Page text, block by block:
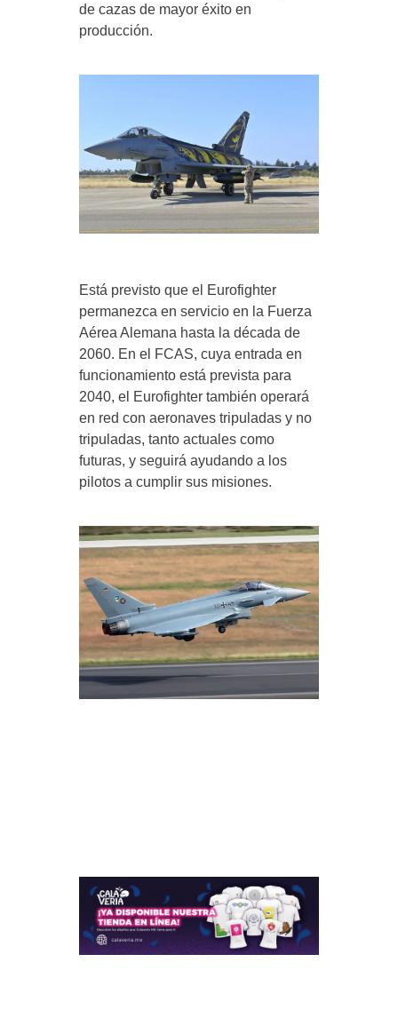
de cazas de mayor éxito en
producción.
Está previsto que el Eurofighter
permanezca en servicio en la Fuerza
Aérea Alemana hasta la década de
2060. En el FCAS, cuya entrada en
funcionamiento está prevista para
2040, el Eurofighter también operará
en red con aeronaves tripuladas y no
tripuladas, tanto actuales como
futuras, y seguirá ayudando a los
pilotos a cumplir sus misiones.